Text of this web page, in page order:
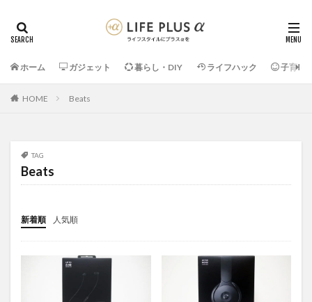
ホーム ガジェット 暮らし・DIY ライフハック 子育て
HOME Beats
TAG
Beats
新着順 人気順